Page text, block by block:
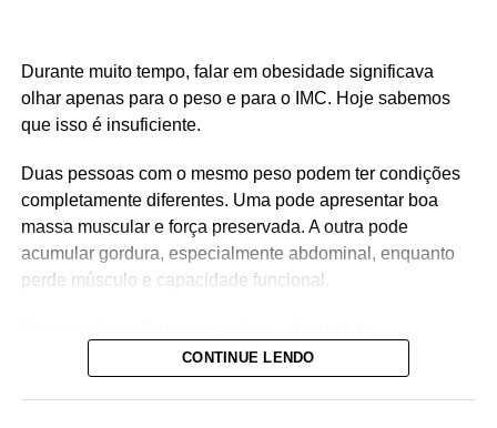
Durante muito tempo, falar em obesidade significava
olhar apenas para o peso e para o IMC. Hoje sabemos
que isso é insuficiente.
Duas pessoas com o mesmo peso podem ter condições
completamente diferentes. Uma pode apresentar boa
massa muscular e força preservada. A outra pode
acumular gordura, especialmente abdominal, enquanto
perde músculo e capacidade funcional.
Ela reúne dois problemas importantes: excesso de
CONTINUE LENDO